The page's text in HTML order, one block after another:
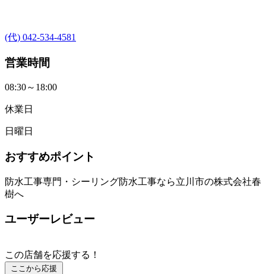
(代) 042-534-4581
営業時間
08:30～18:00
休業日
日曜日
おすすめポイント
防水工事専門・シーリング防水工事なら立川市の株式会社春
樹へ
ユーザーレビュー
この店舗を応援する！
ここから応援